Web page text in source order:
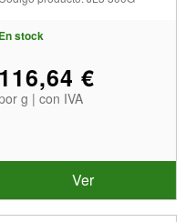
En stock
116,64 €
g | con IVA
Ver